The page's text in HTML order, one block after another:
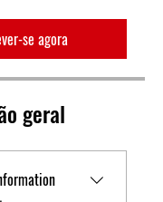
se agora
geral